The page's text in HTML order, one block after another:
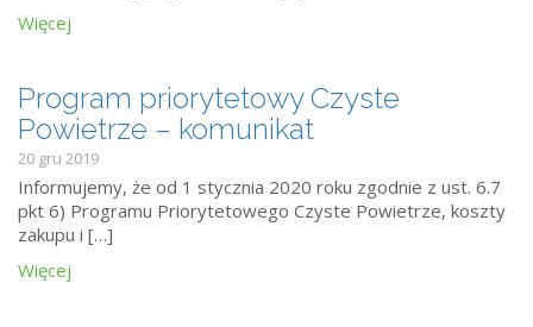
Więcej
Program priorytetowy Czyste
Powietrze – komunikat
20 gru 2019
Informujemy, że od 1 stycznia 2020 roku zgodnie z ust. 6.7
pkt 6) Programu Priorytetowego Czyste Powietrze, koszty
zakupu i […]
Więcej